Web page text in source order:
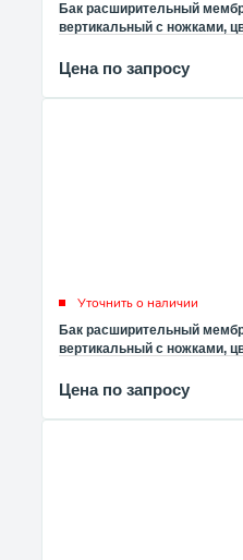
Бак расширительный
вертикальный с ножками,
Цена по запросу
Уточнить о наличии
Бак расширительный
вертикальный с ножками,
Цена по запросу